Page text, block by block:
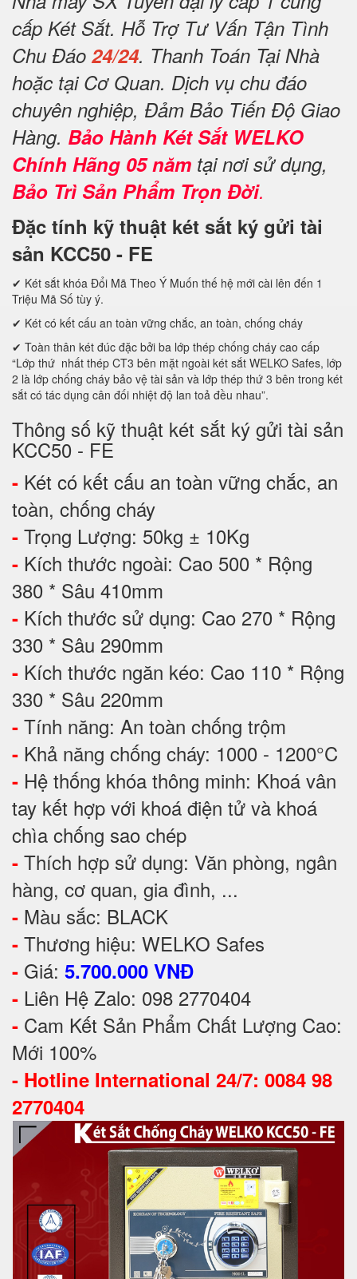
cấp Két Sắt. Hỗ Trợ Tư Vấn Tận Tình
Chu Đáo 24/24. Thanh Toán Tại Nhà
hoặc tại Cơ Quan. Dịch vụ chu đáo
chuyên nghiệp, Đảm Bảo Tiến Độ Giao
Hàng. Bảo Hành Két Sắt WELKO
Chính Hãng 05 năm tại nơi sử dụng,
Bảo Trì Sản Phẩm Trọn Đời.
Đặc tính kỹ thuật két sắt ký gửi tài
sản KCC50 - FE
✔ Két sắt khóa Đổi Mã Theo Ý Muốn thế hệ mới cài lên đến 1
Triệu Mã Số tùy ý.
✔ Két có kết cấu an toàn vững chắc, an toàn, chống cháy
✔ Toàn thân két đúc đặc bởi ba lớp thép chống cháy cao cấp
“Lớp thứ nhất thép CT3 bên mặt ngoài két sắt WELKO Safes, lớp
2 là lớp chống cháy bảo vệ tài sản và lớp thép thứ 3 bên trong két
sắt có tác dụng cân đối nhiệt độ lan toả đều nhau”.
Thông số kỹ thuật két sắt ký gửi tài sản
KCC50 - FE
- Két có kết cấu an toàn vững chắc, an
toàn, chống cháy
- Trọng Lượng: 50kg ± 10Kg
- Kích thước ngoài: Cao 500 * Rộng
380 * Sâu 410mm
- Kích thước sử dụng: Cao 270 * Rộng
330 * Sâu 290mm
- Kích thước ngăn kéo: Cao 110 * Rộng
330 * Sâu 220mm
- Tính năng: An toàn chống trộm
- Khả năng chống cháy: 1000 - 1200°C
- Hệ thống khóa thông minh: Khoá vân
tay kết hợp với khoá điện tử và khoá
chìa chống sao chép
- Thích hợp sử dụng: Văn phòng, ngân
hàng, cơ quan, gia đình, ...
- Màu sắc: BLACK
- Thương hiệu: WELKO Safes
- Giá: 5.700.000 VNĐ
- Liên Hệ Zalo: 098 2770404
- Cam Kết Sản Phẩm Chất Lượng Cao:
Mới 100%
- Hotline International 24/7: 0084 98
2770404